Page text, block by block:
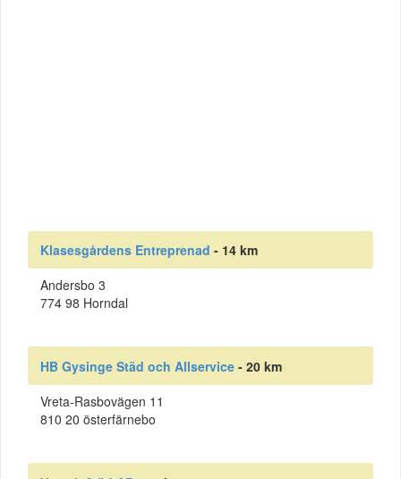
Klasesgårdens Entreprenad - 14 km
Andersbo 3
774 98 Horndal
HB Gysinge Städ och Allservice - 20 km
Vreta-Rasbovägen 11
810 20 österfärnebo